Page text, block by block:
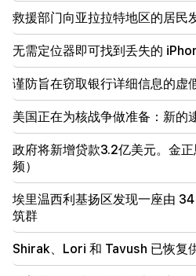
Kocharyan、Sargsyan、
“innadu”。这个政府没有为国
20:05
针对 Gagik Tsarukyan 的新指
继任者（视频）
19:37 重要的
巴库监狱中的所有亚美尼亚人
扬
19:28 重要的
在你的领导下，拉阿政府将继
作用。古特雷斯飞往帕希尼扬
18:35
俄罗斯准备继续对亚美尼亚铁
救援部门向亚拉拉特地区的居民
无需定位器即可找到丢失的
谨防旨在窃取银行详细信息的虚
美国正在为核战争做准备：新的
政府将新增贷款3.2亿美元。金
频）
埃里温西利基扬区发现一座由
筑群
Shirak、Lori 和 Tavush 已恢复